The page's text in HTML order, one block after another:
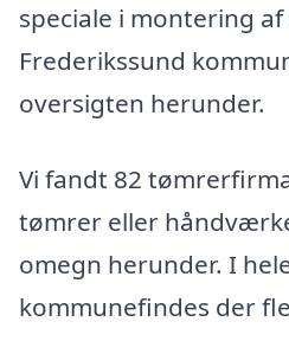
speciale i montering
Frederikssund
oversigten herunder.
Vi fandt 82
tømrer eller
omegn herunder. I
kommunefindes der